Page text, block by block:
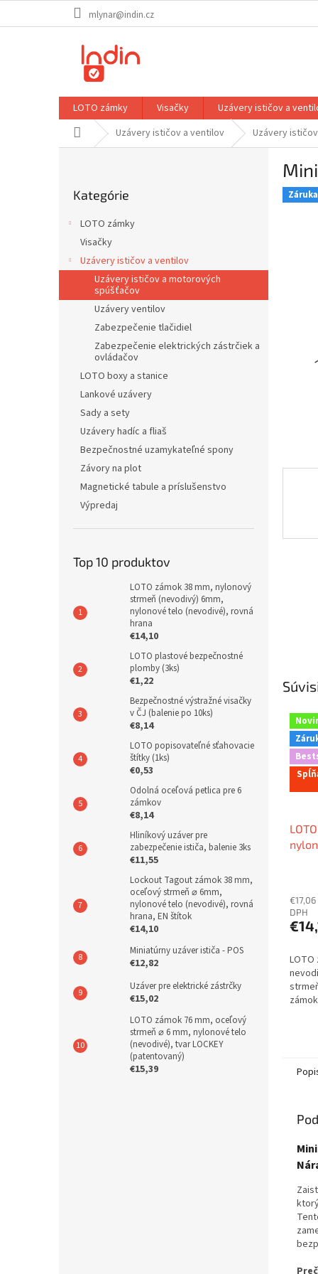
mlynar@indin.cz
LOTO zámky Visačky
Uzávery ističov a
DomovUzávery ističov a ventilov Uzávery
l
kategórie
Kategórie
LOTO zámky
Visačky
Uzávery ističov a ventilov
Uzávery ističov a motorových
spúšťačov
Uzávery ventilov
Zabezpečenie tlačidiel
Zabezpečenie elektrických zástrčiek a
ovládačov
LOTO boxy a stanice
Lankové uzávery
Sady a sety
Uzávery hadíc a fliaš
Bezpečnostné uzamykateľné spony
Závory na plot
Magnetické tabule a príslušenstvo
Výpredaj
Top 10 produktov
LOTO zámok 38 mm, nylonový
strmeň (nevodivý) 6mm,
nylonové telo (nevodivé), rovná
hrana
€14,10
LOTO plastové bezpečnostné
plomby (3ks)
€1,22
Bezpečnostné výstražné visačky
v ČJ (balenie po 10ks)
€8,14
LOTO popisovateľné sťahovacie
štítky (1ks)
€0,53
Odolná oceľová petlica pre 6
zámkov
€8,14
Hliníkový uzáver pre
zabezpečenie ističa, balenie 3ks
€11,55
Lockout Tagout zámok 38 mm,
oceľový strmeň ⌀ 6mm,
nylonové telo (nevodivé), rovná
hrana, EN štítok
€14,10
Miniatúrny uzáver ističa - POS
€12,82
Uzáver pre elektrické zástrčky
€15,02
LOTO zámok 76 mm, oceľový
strmeň ⌀ 6 mm, nylonové telo
(nevodivé), tvar LOCKEY
(patentovaný)
€15,39
DPH
LOTO